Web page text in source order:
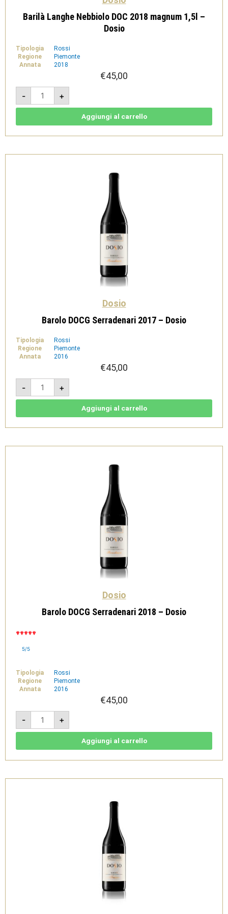
Barilà Langhe Nebbiolo DOC 2018 magnum 1,5l –
Dosio
Tipologia
Rossi
Regione
Piemonte
Annata
2018
€45,00
-
Barilà
Langhe
Nebbiolo
DOC
-
+
Aggiungi al carrello
Dosio
Barolo DOCG Serradenari 2017 – Dosio
Tipologia
Rossi
Regione
Piemonte
Annata
2016
€45,00
-
Barolo
DOCG
Serradenari
2017
+
Aggiungi al carrello
Dosio
Barolo DOCG Serradenari 2018 – Dosio
5/5
Tipologia
Rossi
Regione
Piemonte
Annata
2016
€45,00
-
Barolo
DOCG
Serradenari
2018
+
Aggiungi al carrello